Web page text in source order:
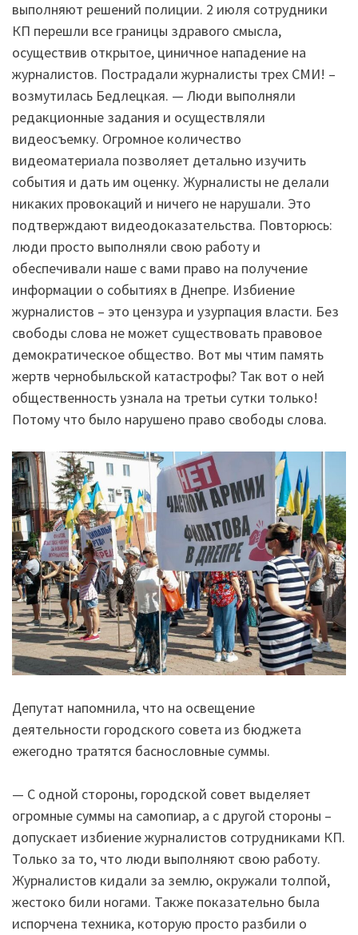
выполняют решений полиции. 2 июля сотрудники
КП перешли все границы здравого смысла,
осуществив открытое, циничное нападение на
журналистов. Пострадали журналисты трех СМИ! –
возмутилась Бедлецкая. — Люди выполняли
редакционные задания и осуществляли
видеосъемку. Огромное количество
видеоматериала позволяет детально изучить
события и дать им оценку. Журналисты не делали
никаких провокаций и ничего не нарушали. Это
подтверждают видеодоказательства. Повторюсь:
люди просто выполняли свою работу и
обеспечивали наше с вами право на получение
информации о событиях в Днепре. Избиение
журналистов – это цензура и узурпация власти. Без
свободы слова не может существовать правовое
демократическое общество. Вот мы чтим память
жертв чернобыльской катастрофы? Так вот о ней
общественность узнала на третьи сутки только!
Потому что было нарушено право свободы слова.
Депутат напомнила, что на освещение
деятельности городского совета из бюджета
ежегодно тратятся баснословные суммы.
— С одной стороны, городской совет выделяет
огромные суммы на самопиар, а с другой стороны –
допускает избиение журналистов сотрудниками КП.
Только за то, что люди выполняют свою работу.
Журналистов кидали за землю, окружали толпой,
жестоко били ногами. Также показательно была
испорчена техника, которую просто разбили о